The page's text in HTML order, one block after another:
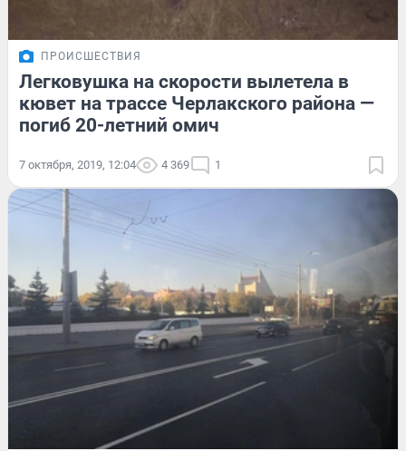
ПРОИСШЕСТВИЯ
Легковушка на скорости вылетела в
кювет на трассе Черлакского района —
погиб 20-летний омич
7 октября, 2019, 12:04 4 369 1